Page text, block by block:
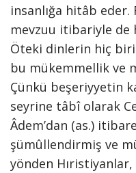
insanlığa hitâb
mevzuu itibariyle de
Öteki dinlerin hiç
bu mükemmellik ve
Çünkü beşeriyyetin
seyrine tâbî olarak
Âdem’dan (as.)
şümûllendirmiş ve
yönden